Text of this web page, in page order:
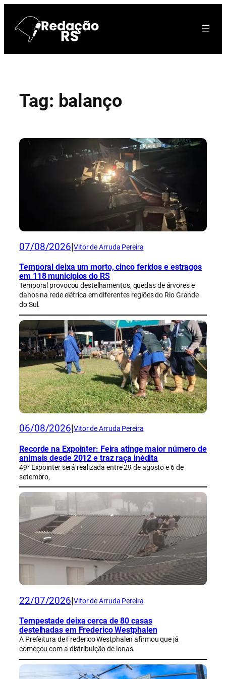
para
Tag: balanço
07/08/2026 Vitor de Arruda Pereira
Temporal deixa um morto, cinco feridos e estragos
em 118 municípios do RS
Temporal provocou destelhamentos, quedas de árvores e
danos na rede elétrica em diferentes regiões do Rio Grande
do Sul.
06/08/2026 Vitor de Arruda Pereira
Recorde na Expointer: Feira atinge maior número de
animais desde 2012 e traz raça inédita
49° Expointer será realizada entre 29 de agosto e 6 de
setembro,
22/07/2026 Vitor de Arruda Pereira
Tempestade deixa cerca de 80 casas
destelhadas em Frederico Westphalen
A Prefeitura de Frederico Westphalen afirmou que já
começou com a distribuição de lonas.